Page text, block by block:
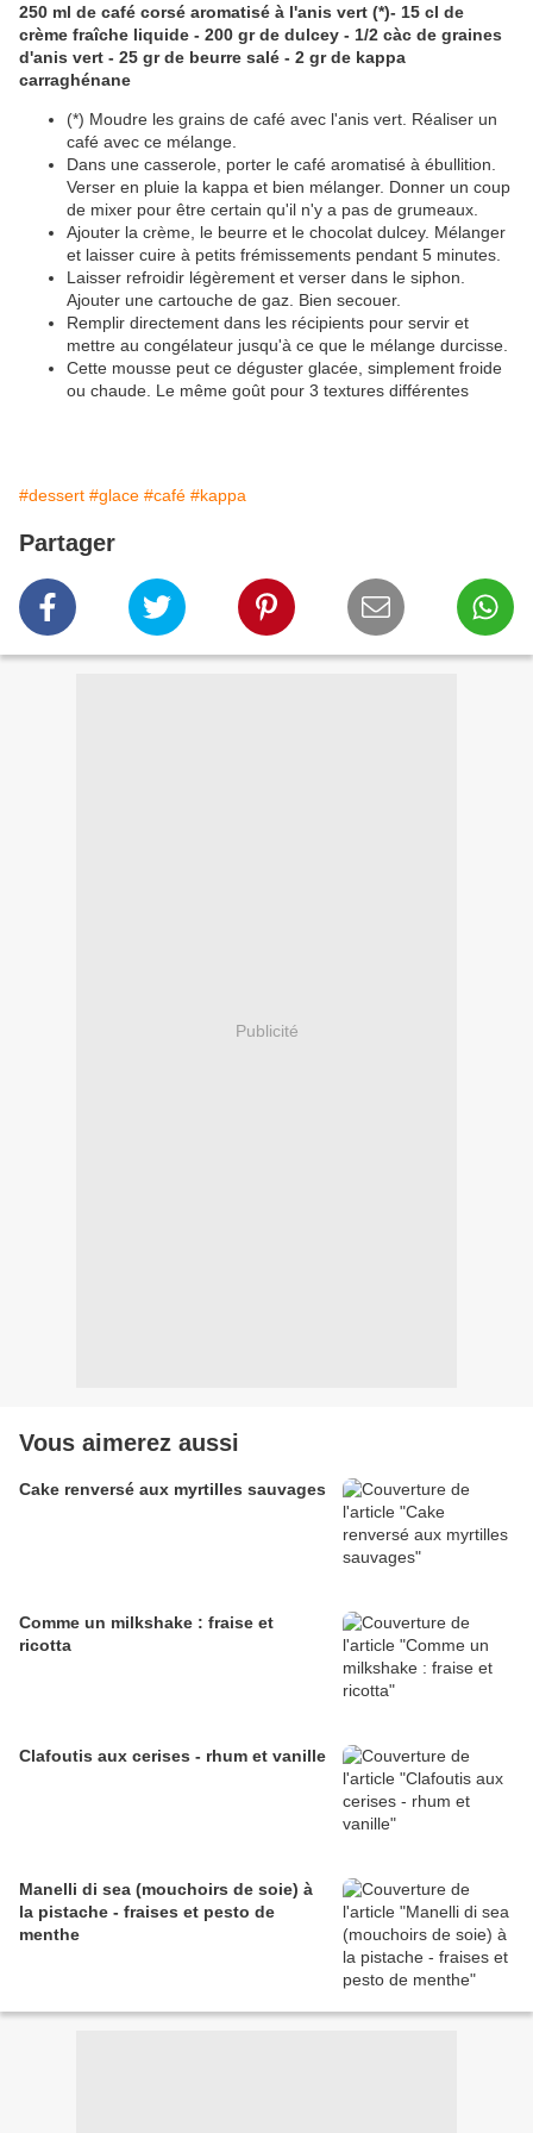
250 ml de café corsé aromatisé à l'anis vert (*)- 15 cl de
crème fraîche liquide - 200 gr de dulcey - 1/2 càc de graines
d'anis vert - 25 gr de beurre salé - 2 gr de kappa
carraghénane
(*) Moudre les grains de café avec l'anis vert. Réaliser un
café avec ce mélange.
Dans une casserole, porter le café aromatisé à ébullition.
Verser en pluie la kappa et bien mélanger. Donner un coup
de mixer pour être certain qu'il n'y a pas de grumeaux.
Ajouter la crème, le beurre et le chocolat dulcey. Mélanger
et laisser cuire à petits frémissements pendant 5 minutes.
Laisser refroidir légèrement et verser dans le siphon.
Ajouter une cartouche de gaz. Bien secouer.
Remplir directement dans les récipients pour servir et
mettre au congélateur jusqu'à ce que le mélange durcisse.
Cette mousse peut ce déguster glacée, simplement froide
ou chaude. Le même goût pour 3 textures différentes
#dessert #glace #café #kappa
Partager
Publicité
Vous aimerez aussi
Cake renversé aux myrtilles sauvages
Comme un milkshake : fraise et
ricotta
Clafoutis aux cerises - rhum et vanille
Manelli di sea (mouchoirs de soie) à
la pistache - fraises et pesto de
menthe